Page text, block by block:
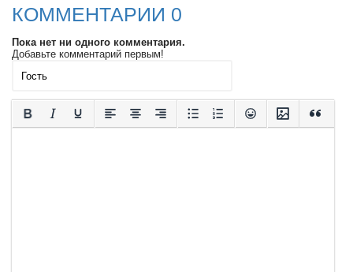
КОММЕНТАРИИ 0
Пока нет ни одного комментария.
Добавьте комментарий первым!